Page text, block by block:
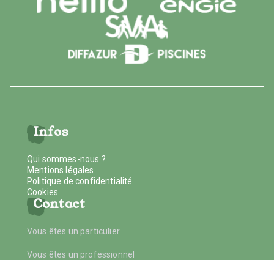
Infos
Qui sommes-nous ?
Mentions légales
Politique de confidentialité
Cookies
Contact
Vous êtes un particulier
Vous êtes un professionnel